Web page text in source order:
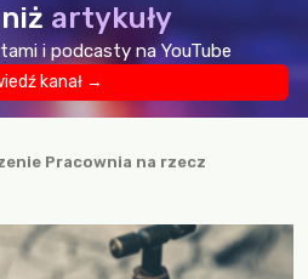
artykuły
i podcasty na YouTube
kanał →
Pracownia na rzecz